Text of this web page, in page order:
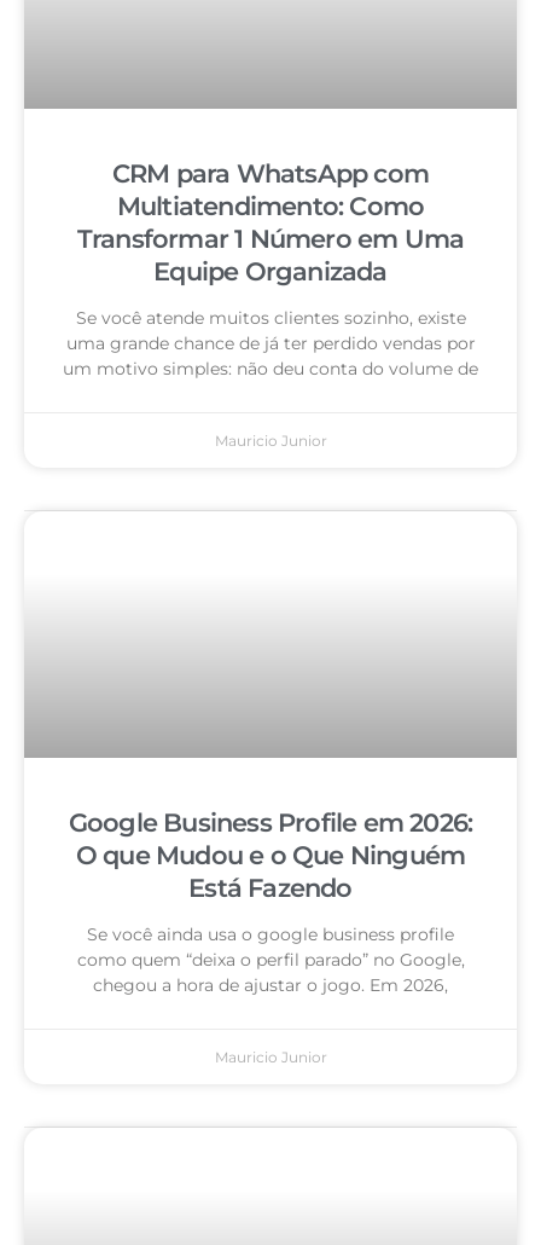
CRM para WhatsApp com
Multiatendimento: Como
Transformar 1 Número em Uma
Equipe Organizada
Se você atende muitos clientes sozinho, existe
uma grande chance de já ter perdido vendas por
um motivo simples: não deu conta do volume de
Mauricio Junior
Google Business Profile em 2026:
O que Mudou e o Que Ninguém
Está Fazendo
Se você ainda usa o google business profile
como quem “deixa o perfil parado” no Google,
chegou a hora de ajustar o jogo. Em 2026,
Mauricio Junior